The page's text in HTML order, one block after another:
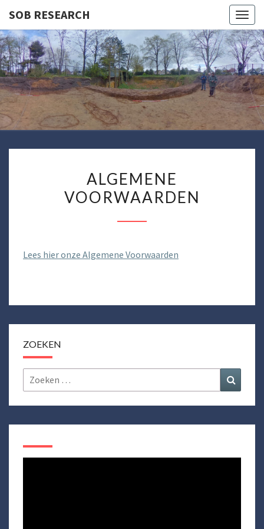
SOB RESEARCH
SOB
VOORWAARDEN
ALGEMENE
VOORWAARDEN
Lees hier onze Algemene Voorwaarden
ZOEKEN
Zoeken
naar: